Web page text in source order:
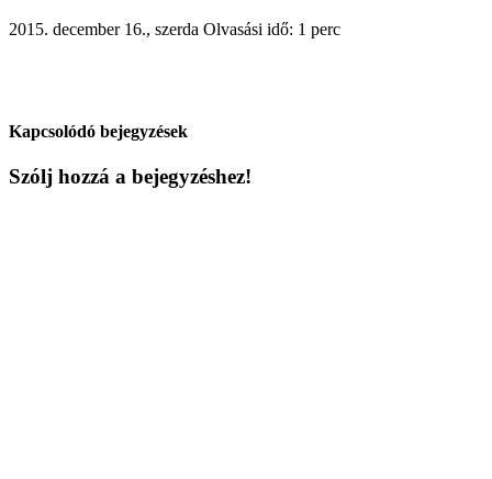
2015. december 16., szerda Olvasási idő: 1 perc
Kapcsolódó bejegyzések
Szólj hozzá a bejegyzéshez!